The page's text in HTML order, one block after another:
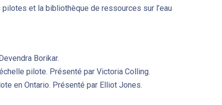
et la bibliothèque de ressources sur l’eau
Borikar.
pilote. Présenté par Victoria Colling.
en Ontario. Présenté par Elliot Jones.